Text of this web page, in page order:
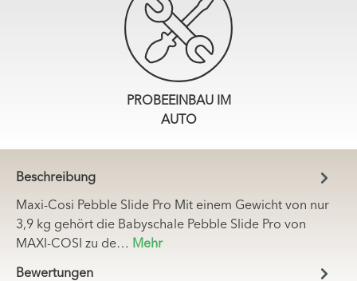
PROBEEINBAU IM
AUTO
Beschreibung
Maxi-Cosi Pebble Slide Pro Mit einem Gewicht von nur
3,9 kg gehört die Babyschale Pebble Slide Pro von
MAXI-COSI zu de… Mehr
Bewertungen